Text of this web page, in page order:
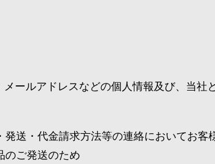
ールアドレスなどの個人情報及び、当社
送・代金請求方法等の連絡においてお客
のご発送のため